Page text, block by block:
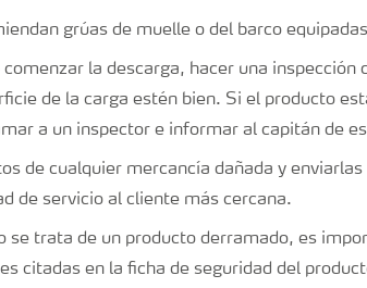
grúas de muelle o del barco
la descarga, hacer una inspección
de la carga estén bien. Si el producto
a un inspector e informar al capitán de
de cualquier mercancía dañada y enviarlas
de servicio al cliente más cercana.
se trata de un producto derramado, es
citadas en la ficha de seguridad del